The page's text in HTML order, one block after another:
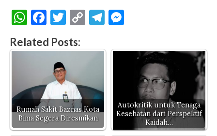
W
at
p
p
F
a
c
e
b
o
o
k
T
it
te
r
C
p
n
k
T
e se
er
Related Posts:
Rumah Sakit Baznas Kota
Bima Segera Diresmikan
Autokritik untuk Tenaga
Kesehatan dari Perspektif
Kaidah…